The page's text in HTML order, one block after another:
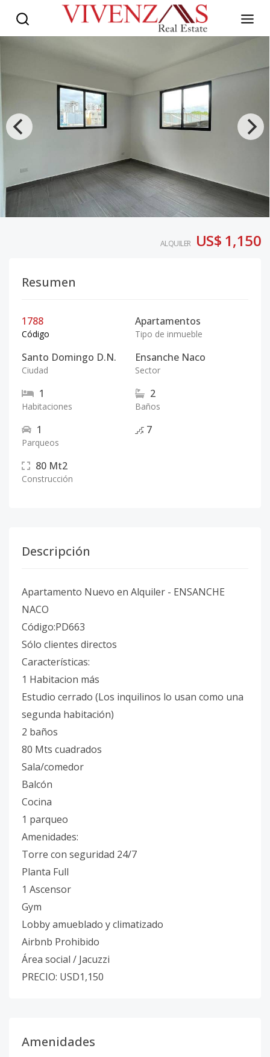
ALQUILER US$ 1,150
Resumen
1788
Código
Apartamentos
Tipo de inmueble
Santo Domingo D.N.
Ciudad
Ensanche Naco
Sector
1
Habitaciones
2
Baños
1
Parqueos
7
80 Mt2
Construcción
Descripción
Apartamento Nuevo en Alquiler - ENSANCHE
NACO
Código:PD663
Sólo clientes directos
Características:
1 Habitacion más
⁠Estudio cerrado (Los inquilinos lo usan como una
segunda habitación)
2 baños
80 Mts cuadrados
Sala/comedor
Balcón
⁠Cocina
1 parqueo
Amenidades:
Torre con seguridad 24/7
Planta Full
1 Ascensor
Gym
Lobby amueblado y climatizado
Airbnb Prohibido
Área social / Jacuzzi
PRECIO: USD1,150
Amenidades